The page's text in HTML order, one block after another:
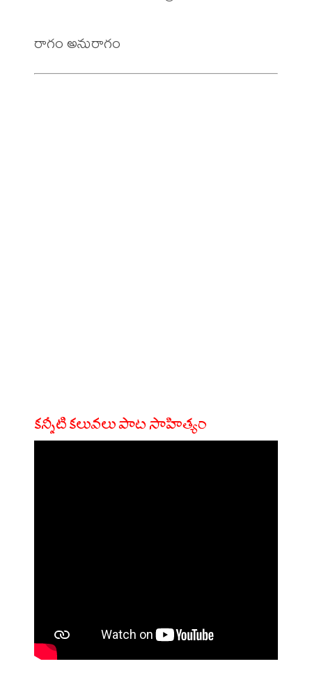
కన్నీటి కలువలు పాట సాహిత్యం